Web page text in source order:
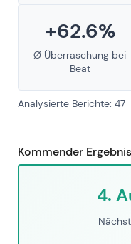
+62.6%
Ø Überraschung bei
Beat
Analysierte Berichte: 47
Kommender
4.